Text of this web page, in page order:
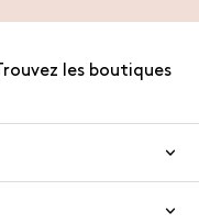
Trouvez les boutiques